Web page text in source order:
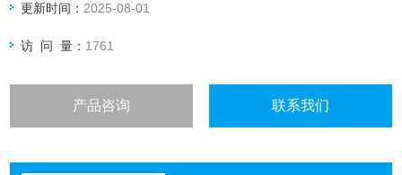
更新时间： 2025-08-01
访 问 量： 1761
产品咨询 联系我们